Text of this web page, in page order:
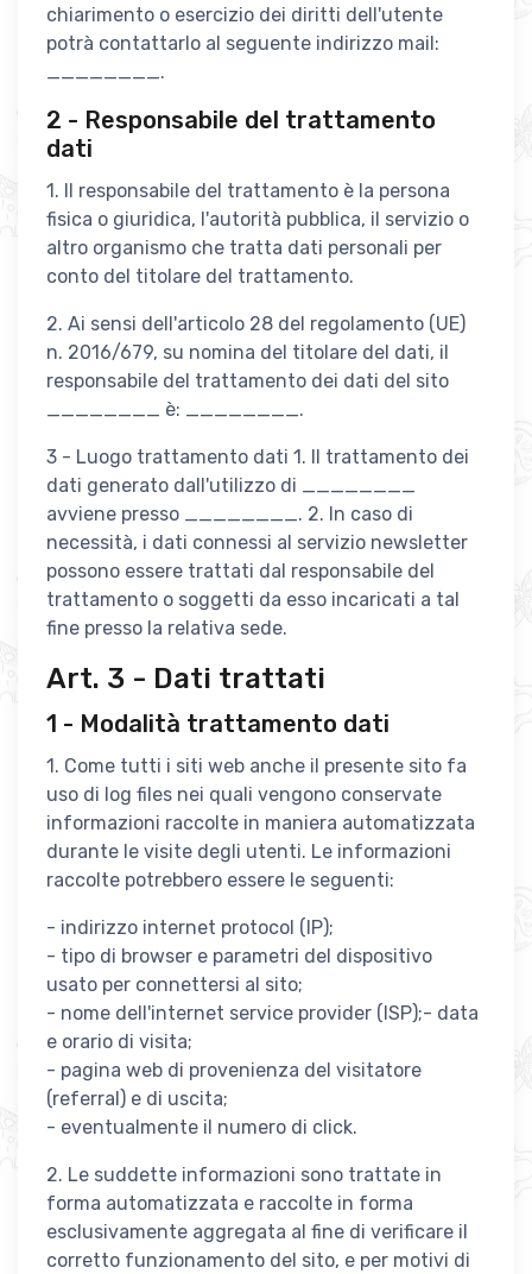
chiarimento o esercizio dei diritti dell'utente
potrà contattarlo al seguente indirizzo mail:
________.
2 - Responsabile del trattamento
dati
1. Il responsabile del trattamento è la persona
fisica o giuridica, l'autorità pubblica, il servizio o
altro organismo che tratta dati personali per
conto del titolare del trattamento.
2. Ai sensi dell'articolo 28 del regolamento (UE)
n. 2016/679, su nomina del titolare del dati, il
responsabile del trattamento dei dati del sito
________ è: ________.
3 - Luogo trattamento dati 1. Il trattamento dei
dati generato dall'utilizzo di ________
avviene presso ________. 2. In caso di
necessità, i dati connessi al servizio newsletter
possono essere trattati dal responsabile del
trattamento o soggetti da esso incaricati a tal
fine presso la relativa sede.
Art. 3 - Dati trattati
1 - Modalità trattamento dati
1. Come tutti i siti web anche il presente sito fa
uso di log files nei quali vengono conservate
informazioni raccolte in maniera automatizzata
durante le visite degli utenti. Le informazioni
raccolte potrebbero essere le seguenti:
- indirizzo internet protocol (IP);
- tipo di browser e parametri del dispositivo
usato per connettersi al sito;
- nome dell'internet service provider (ISP);- data
e orario di visita;
- pagina web di provenienza del visitatore
(referral) e di uscita;
- eventualmente il numero di click.
2. Le suddette informazioni sono trattate in
forma automatizzata e raccolte in forma
esclusivamente aggregata al fine di verificare il
corretto funzionamento del sito, e per motivi di